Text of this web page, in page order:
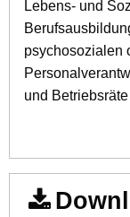
Lebens- und
psychosozialen
und Betriebsräte